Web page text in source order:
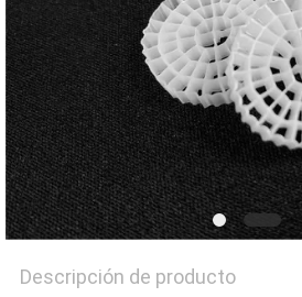
DE
PRIVACIDAD
Descripción de producto